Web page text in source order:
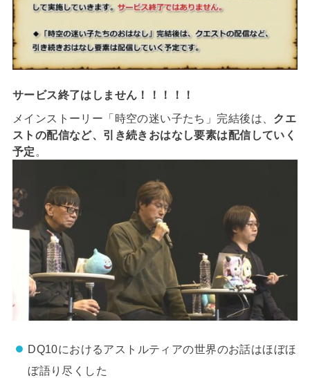
サービス終了はしません！！！！！
メインストーリー「時空の迷い子たち」完結後は、 クエ
ストの配信など、引き続きおはなし要素は配信していく
予定 。
DQ10におけるアストルティアの世界のお話はほぼほ
ぼ語り尽くした